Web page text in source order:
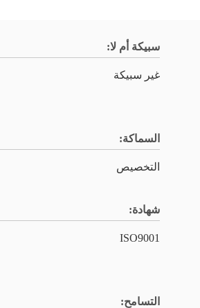
سبيكة أم لا:
غير سبيكة
السماكة:
التخصيص
شهادة:
ISO9001
التسامح: